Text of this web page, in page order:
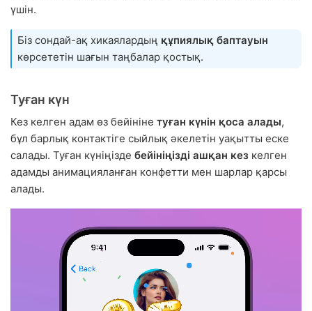
үшін.
Біз сондай-ақ хикаялардың құпиялық баптауын
көрсететін шағын таңбалар қостық.
Туған күн
Кез келген адам өз бейініне туған күнін қоса алады,
бұл барлық контактіге сыйлық әкелетін уақытты еске
салады. Туған күніңізде бейініңізді ашқан кез келген
адамды анимацияланған конфетти мен шарлар қарсы
алады.